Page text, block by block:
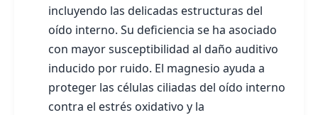
incluyendo las delicadas estructuras del
oído interno. Su deficiencia se ha asociado
con mayor susceptibilidad al daño auditivo
inducido por ruido. El magnesio ayuda a
proteger las células ciliadas del oído interno
contra el estrés oxidativo y la